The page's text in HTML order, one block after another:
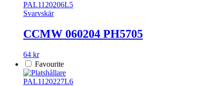
PAL1120206L5
Svarvskär
CCMW 060204 PH5705
64 kr
Favourite
PAL1120227L6